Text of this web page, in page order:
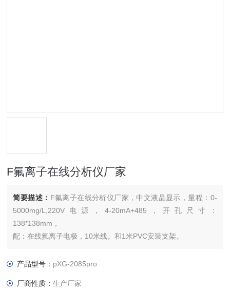
F氟离子在线分析仪厂家
简要描述： F氟离子在线分析仪厂家，中文液晶显示，量程：0-
5000mg/L,220V电源，4-20mA+485，开孔尺寸：
138*138mm，
配：在线氟离子电极，10米线。和1米PVC安装支架。
产品型号： pXG-2085pro
厂商性质：生产厂家